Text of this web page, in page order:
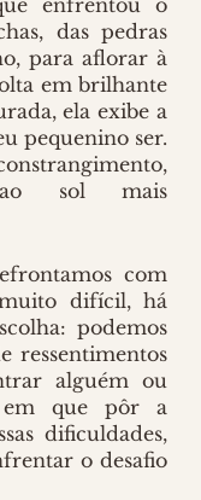
das pedras
para aflorar à
em brilhante
ela exibe a
pequenino ser.
ao sol mais
com
difícil, há
podemos
ressentimentos
alguém ou
em que pôr a
dificuldades,
o desafio